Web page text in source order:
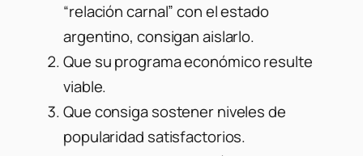
“relación carnal” con el estado
argentino, consigan aislarlo.
Que su programa económico resulte
viable.
Que consiga sostener niveles de
popularidad satisfactorios.